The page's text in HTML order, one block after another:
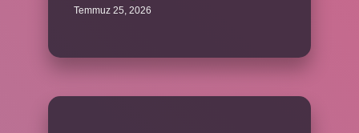
Temmuz 25, 2026